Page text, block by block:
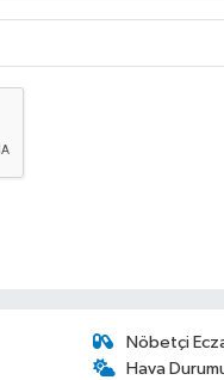
Nöbetçi
Hava